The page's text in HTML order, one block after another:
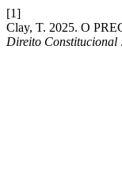
[1]
Clay, T. 2025. O
Direito Constitucional